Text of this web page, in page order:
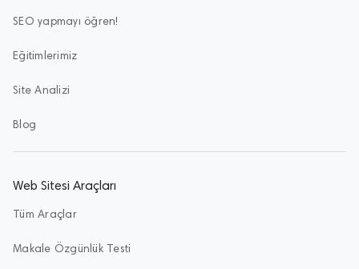
SEO yapmayı öğren!
Eğitimlerimiz
Site Analizi
Blog
Web Sitesi Araçları
Tüm Araçlar
Makale Özgünlük Testi